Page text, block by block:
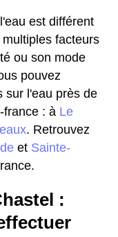
est différent
facteurs
ou son mode
pouvez
sur l'eau près de
france : à Le
. Retrouvez
et Sainte-
: